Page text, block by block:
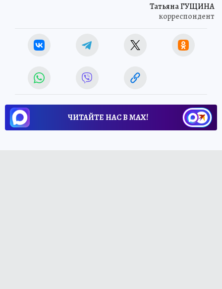
Татьяна ГУЩИНА
корреспондент
ЧИТАЙТЕ НАС В МАХ!